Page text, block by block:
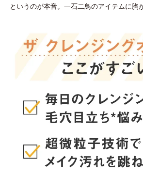
というのが本音。一石二鳥のアイテムに胸